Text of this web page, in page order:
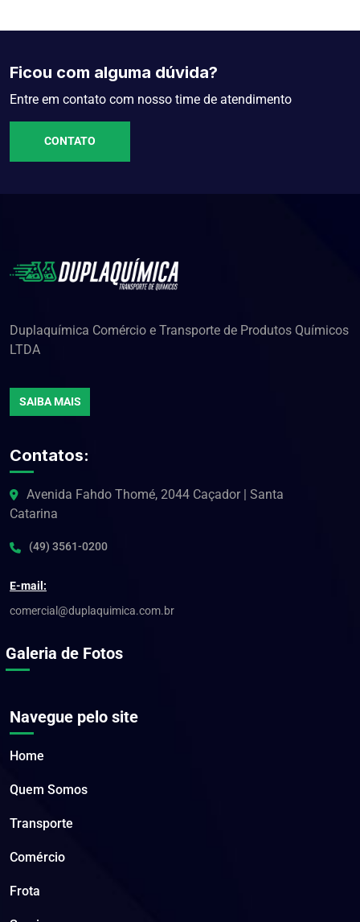
Ficou com alguma dúvida?
Entre em contato com nosso time de atendimento
CONTATO
Duplaquímica Comércio e Transporte de Produtos Químicos
LTDA
SAIBA MAIS
Contatos:
Avenida Fahdo Thomé, 2044 Caçador | Santa
Catarina
(49) 3561-0200
E-mail:
comercial@duplaquimica.com.br
Galeria de Fotos
Navegue pelo site
Home
Quem Somos
Transporte
Comércio
Frota